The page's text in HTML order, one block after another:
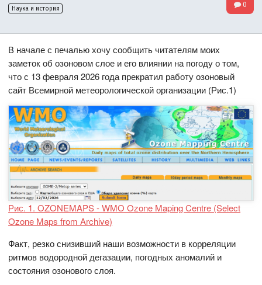
Наука и история 0
В начале с печалью хочу сообщить читателям моих
заметок об озоновом слое и его влиянии на погоду о том,
что с 13 февраля 2026 года прекратил работу озоновый
сайт Всемирной метеорологической организации (Рис.1)
Рис. 1. OZONEMAPS - WMO Ozone Maping Centre (Select
Ozone Maps from Archive)
Факт, резко снизивший наши возможности в корреляции
ритмов водородной дегазации, погодных аномалий и
состояния озонового слоя.